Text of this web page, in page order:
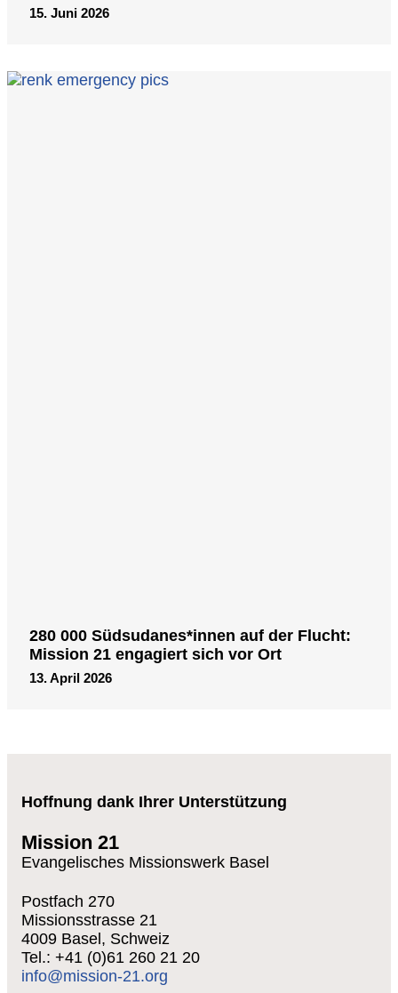
15. Juni 2026
280 000 Südsudanes*innen auf der Flucht:
Mission 21 engagiert sich vor Ort
13. April 2026
Hoffnung dank Ihrer Unterstützung
Mission 21
Evangelisches Missionswerk Basel
Postfach 270
Missionsstrasse 21
4009 Basel, Schweiz
Tel.: +41 (0)61 260 21 20
info@mission-21.org